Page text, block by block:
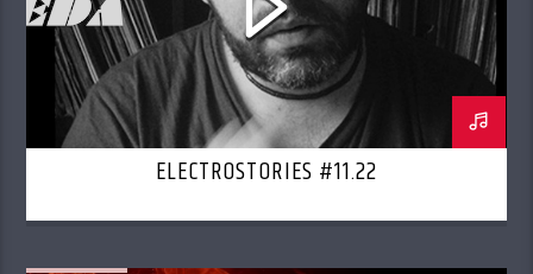
ELECTROSTORIES #11.22